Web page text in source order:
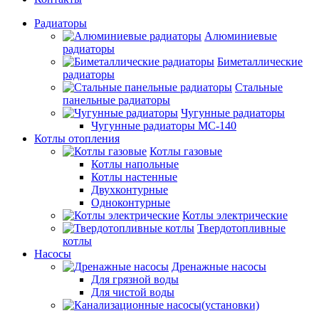
Радиаторы
Алюминиевые
радиаторы
Биметаллические
радиаторы
Стальные
панельные радиаторы
Чугунные радиаторы
Чугунные радиаторы МС-140
Котлы отопления
Котлы газовые
Котлы напольные
Котлы настенные
Двухконтурные
Одноконтурные
Котлы электрические
Твердотопливные
котлы
Насосы
Дренажные насосы
Для грязной воды
Для чистой воды